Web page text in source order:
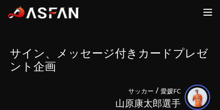
ログイン
ログイン
ATHLETES ASFAN
サイン、メッセージ付きカードプレゼ
ント企画
サッカー / 愛媛FC
山原康太郎選手